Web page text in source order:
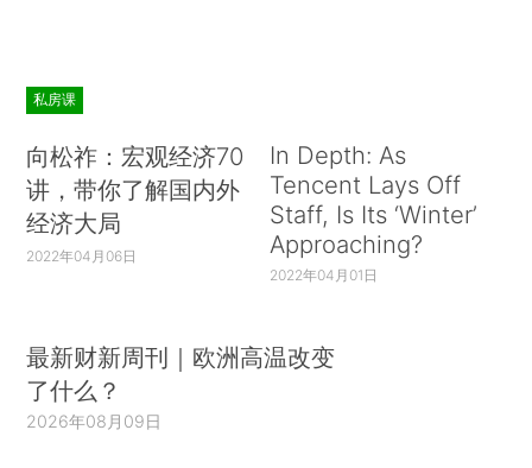
私房课
向松祚：宏观经济70
讲，带你了解国内外
经济大局
2022年04月06日
In Depth: As
Tencent Lays Off
Staff, Is Its ‘Winter’
Approaching?
2022年04月01日
最新财新周刊｜欧洲高温改变
了什么？
2026年08月09日